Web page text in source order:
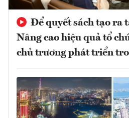
Để quyết sách tạo ra
Nâng cao hiệu quả tổ
chủ trương phát triển